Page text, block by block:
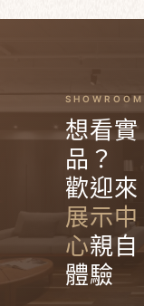
SHOWROOM
想看實
品？
歡迎來
展示中
心親自
體驗